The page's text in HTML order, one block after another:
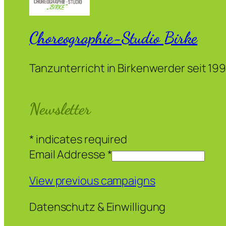
Choreographie-Studio Birke
Tanzunterricht in Birkenwerder seit
Newsletter
* indicates required
Email Addresse *
View previous campaigns
Datenschutz & Einwilligung